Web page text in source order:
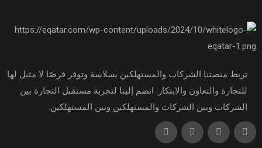
تربط منصتنا الشركات والمستهلكين بسلاسة وتوفر فرصًا لا مثيل لها
للتجارة والتعاون والابتكار. انضم إلينا لتجربة مستقبل التجارة بين
الشركات وبين الشركات والمستهلكين وبين المستهلكين.